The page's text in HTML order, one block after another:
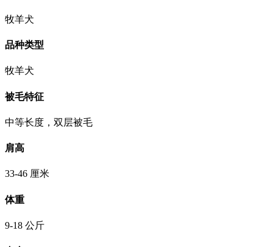
牧羊犬
品种类型
牧羊犬
被毛特征
中等长度，双层被毛
肩高
33-46 厘米
体重
9-18 公斤